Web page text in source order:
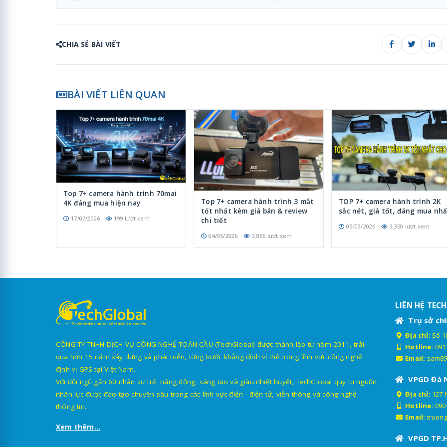
CHIA SẺ BÀI VIẾT
BÀI VIẾT LIÊN QUAN
Top 7+ camera hành trình 70mai
4K đáng mua hiện nay
17/07/2026 199 lượt xem
Top 7+ camera hành trình 3 mắt
tốt nhất kèm giá bán & review
chi tiết
04/05/2026 3.856 lượt xem
TOP 7+ camera hành trình 2K
sắc nét, giá tốt, đáng mua
03/03/2026 3.350 lượt xem
CÔNG TY TNHH DỊCH VỤ CÔNG NGHỆ TOÀN CẦU (TechGlobal) được thành lập từ năm 2011, trải
qua hơn 15 năm xây dựng và phát triển, từng bước khẳng định vị thế trong lĩnh vực công nghệ
định vị GPS tại Việt Nam.
Với đội ngũ gần 60 nhân sự trẻ, năng động, sáng tạo và giàu nhiệt huyết, TechGlobal quy tụ nguồn
nhân lực được đào tạo chuyên sâu trong các lĩnh vực điện - điện tử, viễn thông và công nghệ
thông tin.
Xem thêm...
LIÊN HỆ
Trụ sở
Địa chỉ: Số
Hotline:
Email:
VPGD Đà
Địa chỉ: 127
Hotline:
Email:
VPGD